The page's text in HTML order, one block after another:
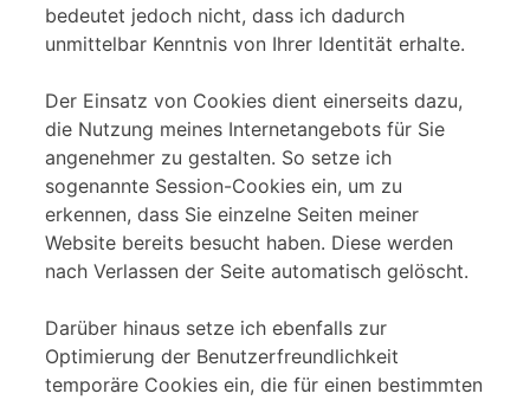
bedeutet jedoch nicht, dass ich dadurch
unmittelbar Kenntnis von Ihrer Identität erhalte.
Der Einsatz von Cookies dient einerseits dazu,
die Nutzung meines Internetangebots für Sie
angenehmer zu gestalten. So setze ich
sogenannte Session-Cookies ein, um zu
erkennen, dass Sie einzelne Seiten meiner
Website bereits besucht haben. Diese werden
nach Verlassen der Seite automatisch gelöscht.
Darüber hinaus setze ich ebenfalls zur
Optimierung der Benutzerfreundlichkeit
temporäre Cookies ein, die für einen bestimmten